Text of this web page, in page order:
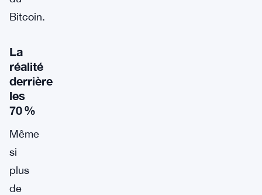
Bitcoin.
La
réalité
derrière
les
70 %
Même
si
plus
de